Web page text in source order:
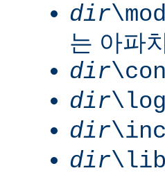
dir
는 아파
dir
dir
dir
dir\lib